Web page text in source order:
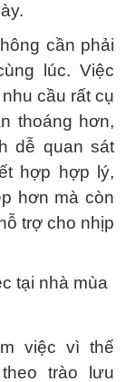
cần phải
lúc. Việc
cầu rất cụ
thoáng hơn,
dễ quan sát
hợp hợp lý,
hơn mà còn
trợ cho nhịp
việc vì thế
trào lưu